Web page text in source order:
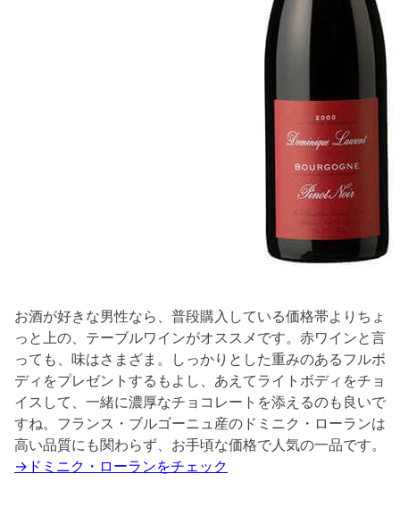
お酒が好きな男性なら、普段購入している価格帯よりちょ
っと上の、テーブルワインがオススメです。赤ワインと言
っても、味はさまざま。しっかりとした重みのあるフルボ
ディをプレゼントするもよし、あえてライトボディをチョ
イスして、一緒に濃厚なチョコレートを添えるのも良いで
すね。フランス・ブルゴーニュ産のドミニク・ローランは
高い品質にも関わらず、お手頃な価格で人気の一品です。
→ドミニク・ローランをチェック